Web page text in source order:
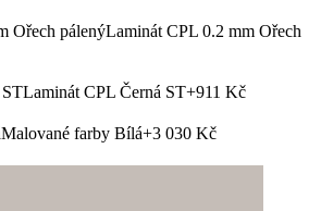
Laminát CPL 0.2 mm Ořech
Laminát CPL Černá ST+911 Kč
Malované farby Bílá+3 030 Kč